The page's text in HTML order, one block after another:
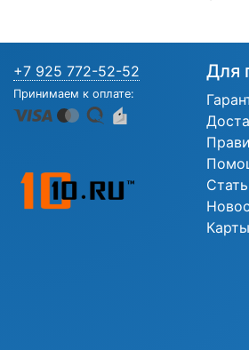
+7 925 772-52-52
Принимаем к оплате:
Для